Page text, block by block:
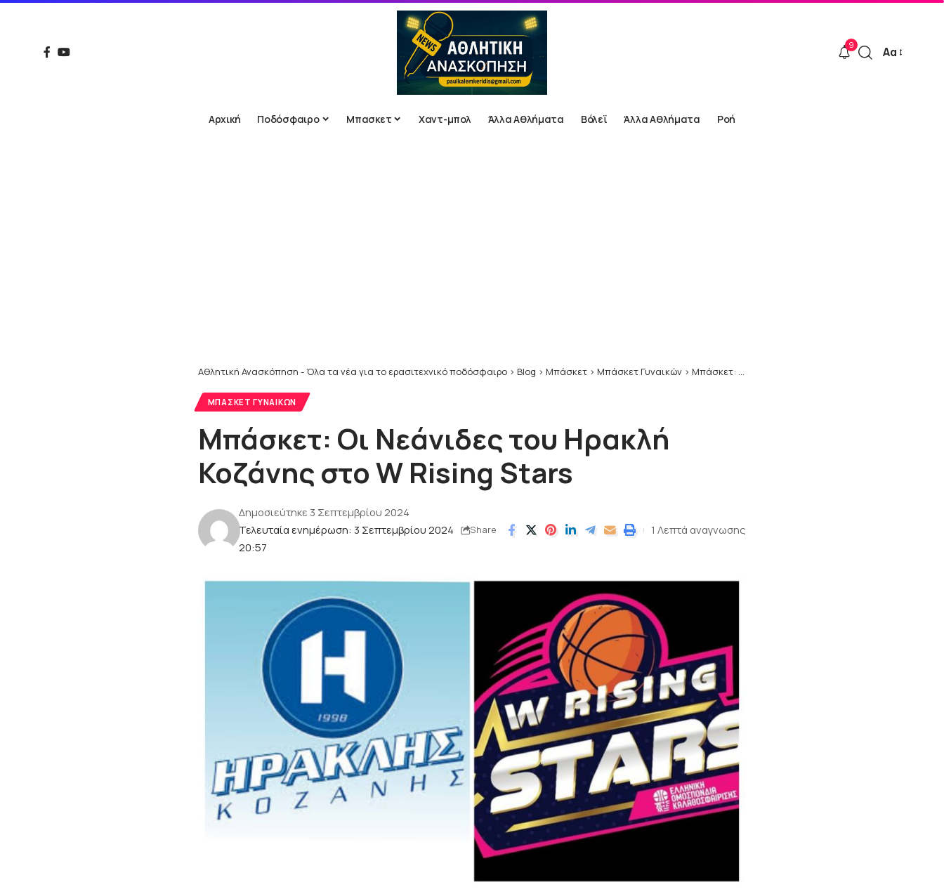
9
Font
Αα
Αρχική Ποδόσφαιρο Μπασκετ Χαντ-μπολ Άλλα Αθλήματα Βόλεϊ Άλλα Αθλήματα Ροή
Αθλητική Ανασκόπηση - Όλα τα νέα για το ερασιτεχνικό ποδόσφαιρο > Blog > Μπάσκετ > Μπάσκετ Γυναικών > Μπάσκετ: Οι Νεάνιδες του Ηρακλή Κοζάνης στο W Rising Stars
ΜΠΆΣΚΕΤ ΓΥΝΑΙΚΏΝ
Μπάσκετ: Οι Νεάνιδες του Ηρακλή
Κοζάνης στο W Rising Stars
Τελευταία ενημέρωση: 3 Σεπτεμβρίου 2024
20:57
Δημοσιεύτηκε 3 Σεπτεμβρίου 2024
Share 1 Λεπτά αναγνωσης